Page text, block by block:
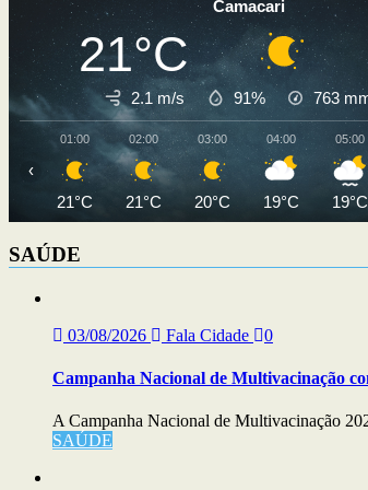
Camacari
21°C
2.1 m/s 91% 763
01:00
21°C
02:00
21°C
03:00
20°C
04:00
19°C
05:00
19°C
‹
SAÚDE
03/08/2026 Fala Cidade 0
Campanha Nacional de Multivacinação
A Campanha Nacional de Multivacinação
SAÚDE